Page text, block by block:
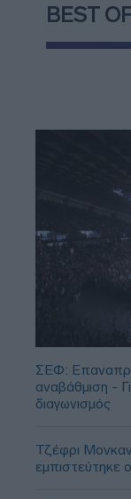
BEST
ΣΕΦ:
αναβάθμιση -
διαγωνισμός
Τζέφρι
εμπιστεύτηκε